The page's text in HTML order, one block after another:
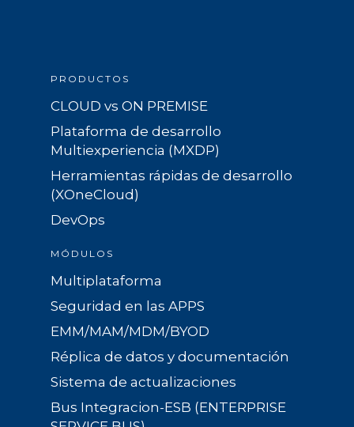
PRODUCTOS
CLOUD vs ON PREMISE
Plataforma de desarrollo
Multiexperiencia (MXDP)
Herramientas rápidas de desarrollo
(XOneCloud)
DevOps
MÓDULOS
Multiplataforma
Seguridad en las APPS
EMM/MAM/MDM/BYOD
Réplica de datos y documentación
Sistema de actualizaciones
Bus Integracion-ESB (ENTERPRISE